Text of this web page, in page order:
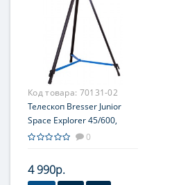
Окуляр (ы)
WF10x-16x
(двухпозиционный)
Фокусировка
Грубая
Код товара: 70131-02
Телескоп Bresser Junior
Space Explorer 45/600,
синий
0
4 990р.